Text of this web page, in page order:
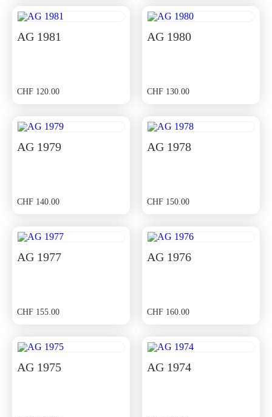
AG 1981
CHF 120.00
AG 1980
CHF 130.00
AG 1979
CHF 140.00
AG 1978
CHF 150.00
AG 1977
CHF 155.00
AG 1976
CHF 160.00
AG 1975 AG 1974